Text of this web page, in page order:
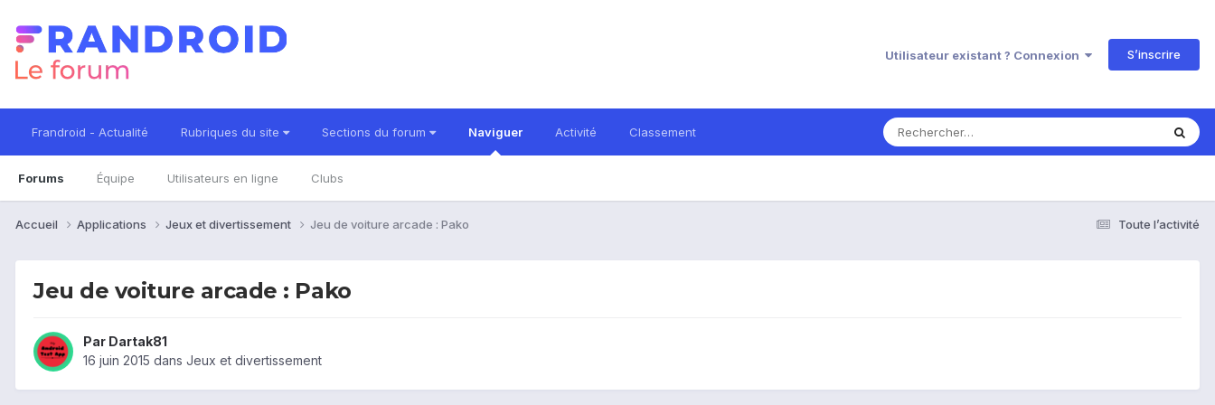
Utilisateur existant ? Connexion S’inscrire
Frandroid - Actualité Rubriques du site Sections du forum Naviguer
Forums Équipe Utilisateurs en ligne Clubs
Activité Classement
Toute l’activité
Accueil Applications Jeux et divertissement Jeu de voiture arcade : Pako
Jeu de voiture arcade : Pako
Par Dartak81
16 juin 2015 dans Jeux et divertissement